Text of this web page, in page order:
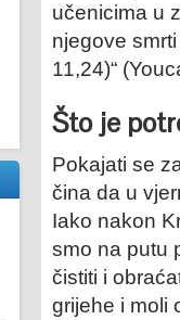
učenicima u
njegove
11,24)“
Što je
Pokajati se
čina da u
Iako nakon
smo na putu
čistiti i
grijehe i moli